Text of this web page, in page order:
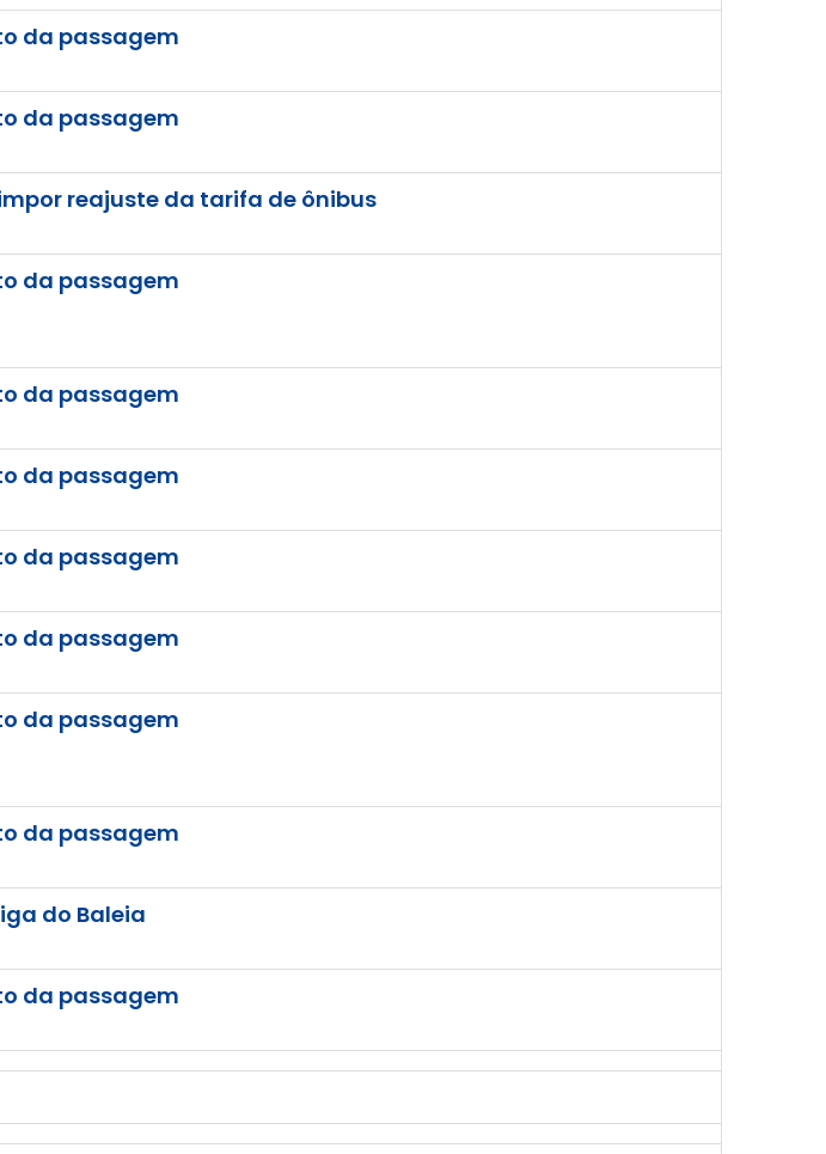
da passagem
da passagem
reajuste da tarifa de ônibus
da passagem
da passagem
da passagem
da passagem
da passagem
da passagem
da passagem
do Baleia
da passagem